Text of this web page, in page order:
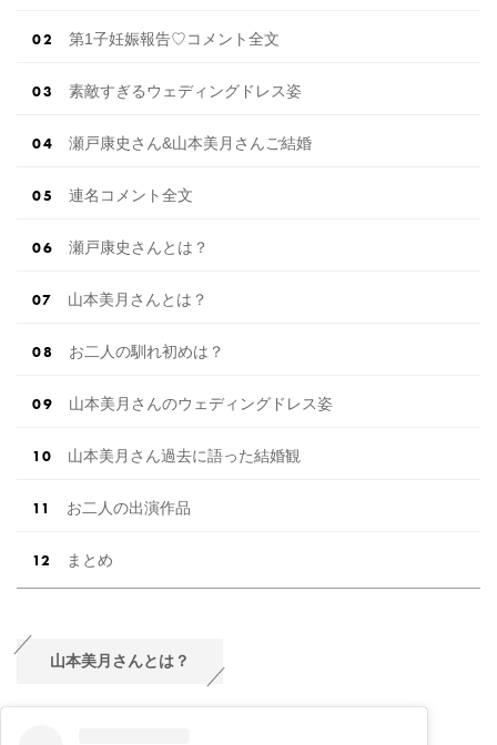
第1子妊娠報告♡コメント全文
素敵すぎるウェディングドレス姿
瀬戸康史さん&山本美月さんご結婚
連名コメント全文
瀬戸康史さんとは？
山本美月さんとは？
お二人の馴れ初めは？
山本美月さんのウェディングドレス姿
山本美月さん過去に語った結婚観
お二人の出演作品
まとめ
山本美月さんとは？